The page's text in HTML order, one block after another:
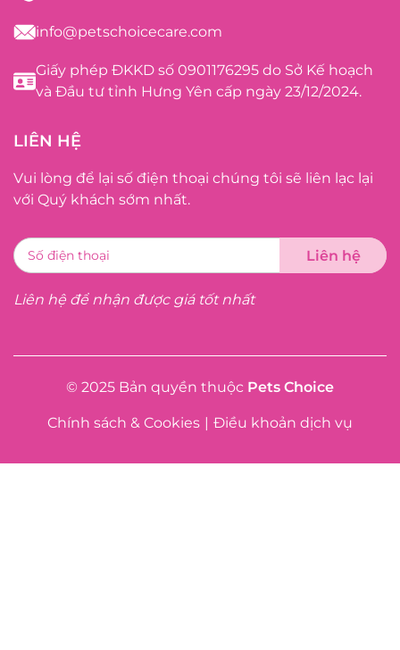
info@petschoicecare.com
Giấy phép ĐKKD số 0901176295 do Sở Kế hoạch
và Đầu tư tỉnh Hưng Yên cấp ngày 23/12/2024.
LIÊN HỆ
Vui lòng để lại số điện thoại chúng tôi sẽ liên lạc lại
với Quý khách sớm nhất.
Liên hệ để nhận được giá tốt nhất
© 2025 Bản quyền thuộc Pets Choice
Chính sách & Cookies | Điều khoản dịch vụ